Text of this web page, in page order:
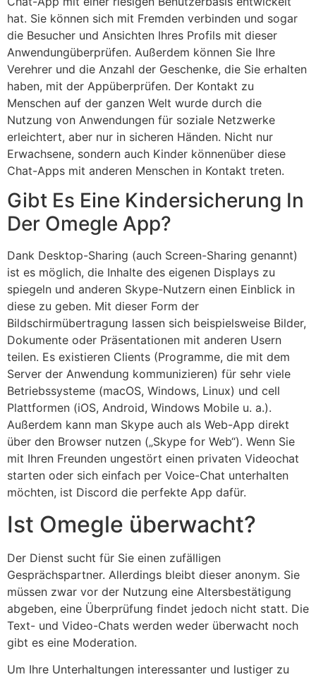
hat. Sie können sich mit Fremden verbinden und sogar
die Besucher und Ansichten Ihres Profils mit dieser
Anwendungüberprüfen. Außerdem können Sie Ihre
Verehrer und die Anzahl der Geschenke, die Sie erhalten
haben, mit der Appüberprüfen. Der Kontakt zu
Menschen auf der ganzen Welt wurde durch die
Nutzung von Anwendungen für soziale Netzwerke
erleichtert, aber nur in sicheren Händen. Nicht nur
Erwachsene, sondern auch Kinder könnenüber diese
Chat-Apps mit anderen Menschen in Kontakt treten.
Gibt Es Eine Kindersicherung In
Der Omegle App?
Dank Desktop-Sharing (auch Screen-Sharing genannt)
ist es möglich, die Inhalte des eigenen Displays zu
spiegeln und anderen Skype-Nutzern einen Einblick in
diese zu geben. Mit dieser Form der
Bildschirmübertragung lassen sich beispielsweise Bilder,
Dokumente oder Präsentationen mit anderen Usern
teilen. Es existieren Clients (Programme, die mit dem
Server der Anwendung kommunizieren) für sehr viele
Betriebssysteme (macOS, Windows, Linux) und cell
Plattformen (iOS, Android, Windows Mobile u. a.).
Außerdem kann man Skype auch als Web-App direkt
über den Browser nutzen („Skype for Web“). Wenn Sie
mit Ihren Freunden ungestört einen privaten Videochat
starten oder sich einfach per Voice-Chat unterhalten
möchten, ist Discord die perfekte App dafür.
Ist Omegle überwacht?
Der Dienst sucht für Sie einen zufälligen
Gesprächspartner. Allerdings bleibt dieser anonym. Sie
müssen zwar vor der Nutzung eine Altersbestätigung
abgeben, eine Überprüfung findet jedoch nicht statt. Die
Text- und Video-Chats werden weder überwacht noch
gibt es eine Moderation.
Um Ihre Unterhaltungen interessanter und lustiger zu